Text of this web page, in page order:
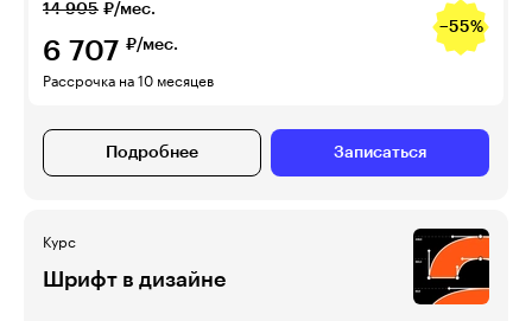
14 905 ₽/мес.
−55%
6 707 ₽/мес.
Рассрочка на 10 месяцев
Подробнее Записаться
Курс
Шрифт в дизайне